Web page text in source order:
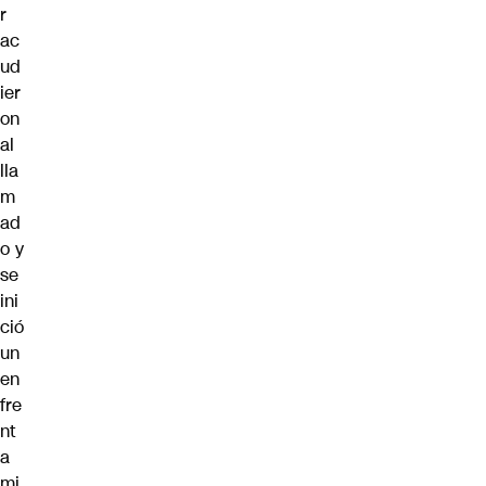
r
ac
ud
ier
on
al
lla
m
ad
o y
se
ini
ció
un
en
fre
nt
a